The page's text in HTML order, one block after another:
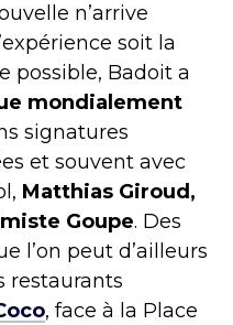
n’arrive
soit la
possible, Badoit a
mondialement
signatures
et souvent avec
Matthias Giroud,
Goupe. Des
l’on peut d’ailleurs
restaurants
, face à la Place